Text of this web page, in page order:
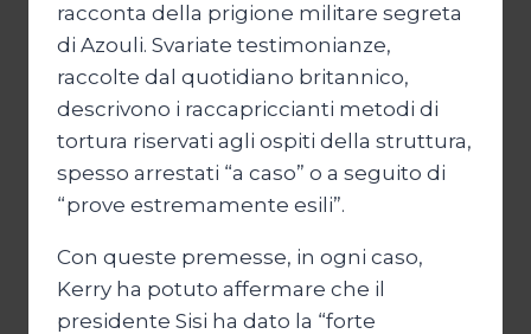
racconta della prigione militare segreta
di Azouli. Svariate testimonianze,
raccolte dal quotidiano britannico,
descrivono i raccapriccianti metodi di
tortura riservati agli ospiti della struttura,
spesso arrestati “a caso” o a seguito di
“prove estremamente esili”.
Con queste premesse, in ogni caso,
Kerry ha potuto affermare che il
presidente Sisi ha dato la “forte